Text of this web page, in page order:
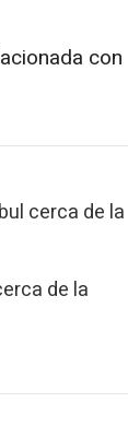
con
cerca de la
de la